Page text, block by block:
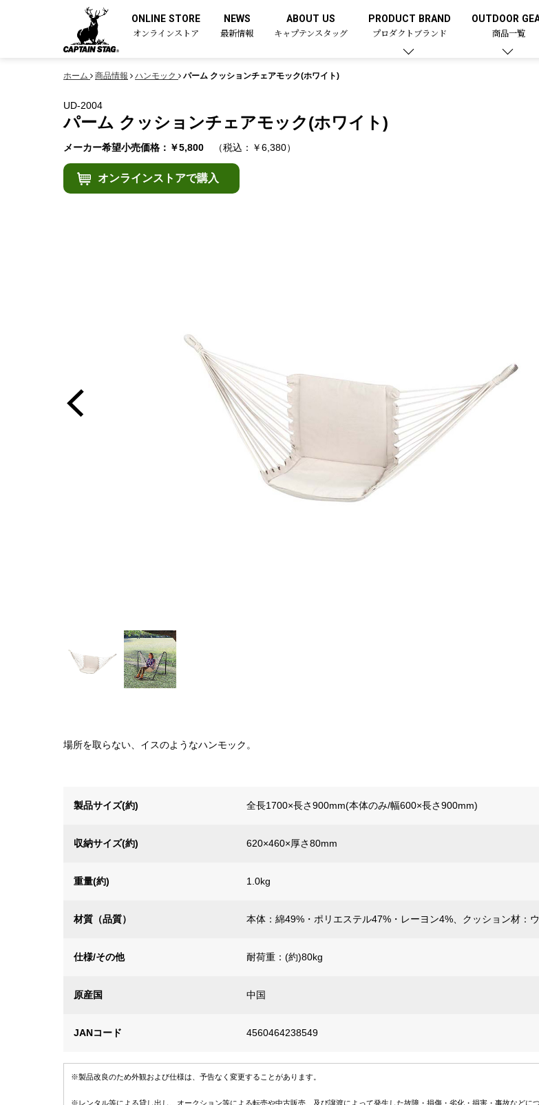
ONLINE STORE
オンラインストア
NEWS
最新情報
ABOUT US
キャプテンスタッグ
PRODUCT BRAND
プロダクトブランド
OUTDOOR
商品一覧
ホーム 商品情報 ハンモック パーム クッションチェアモック(ホワイト)
UD-2004
パーム クッションチェアモック(ホワイト)
メーカー希望小売価格：￥5,800 （税込：￥6,380）
オンラインストアで購入
場所を取らない、イスのようなハンモック。
製品サイズ(約) 全長1700×長さ900mm(本体のみ/幅600×長さ900mm)
収納サイズ(約) 620×460×厚さ80mm
重量(約) 1.0kg
材質（品質） 本体：綿49%・ポリエステル47%・レーヨン4%、クッション材：
仕様/その他 耐荷重：(約)80kg
原産国 中国
JANコード 4560464238549
※製品改良のため外観および仕様は、予告なく変更することがあります。
※レンタル等による貸し出し、オークション等による転売や中古販売、及び譲渡によって発生した故障・損傷・劣化・損害・事故などに